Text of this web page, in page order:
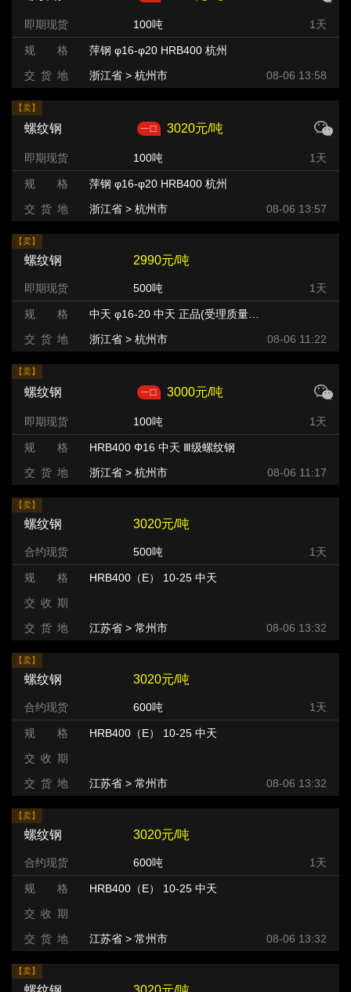
即期现货 100吨 1天
规 格
萍钢 φ16-φ20 HRB400 杭州
交 货 地
浙江省 > 杭州市 08-06 13:58
【卖】
螺纹钢 3020元/吨
即期现货 100吨 1天
规 格
萍钢 φ16-φ20 HRB400 杭州
交 货 地
浙江省 > 杭州市 08-06 13:57
【卖】
螺纹钢 2990元/吨
即期现货 500吨 1天
规 格
中天 φ16-20 中天 正品(受理质量异议) HRB400
交 货 地
浙江省 > 杭州市 > 08-06 11:22
【卖】
螺纹钢 3000元/吨
即期现货 100吨 1天
规 格
HRB400 Φ16 中天 Ⅲ级螺纹钢
交 货 地
浙江省 > 杭州市 08-06 11:17
【卖】
螺纹钢 3020元/吨
合约现货 500吨 1天
规 格
HRB400（E） 10-25 中天
交 收 期
交 货 地
江苏省 > 常州市 > 08-06 13:32
【卖】
螺纹钢 3020元/吨
合约现货 600吨 1天
规 格
HRB400（E） 10-25 中天
交 收 期
交 货 地
江苏省 > 常州市 > 08-06 13:32
【卖】
螺纹钢 3020元/吨
合约现货 600吨 1天
规 格
HRB400（E） 10-25 中天
交 收 期
交 货 地
江苏省 > 常州市 > 08-06 13:32
【卖】